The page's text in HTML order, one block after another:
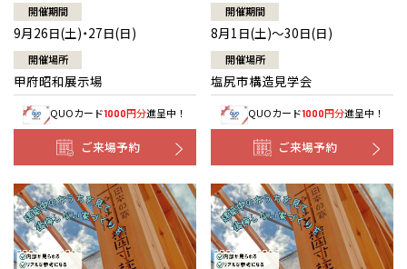
開催期間
9月26日(土)・27日(日)
開催場所
甲府昭和展示場
QUOカード1000円分進呈中！
ご来場予約
開催期間
8月1日(土)～30日(日)
開催場所
塩尻市構造見学会
QUOカード1000円分進呈中！
ご来場予約